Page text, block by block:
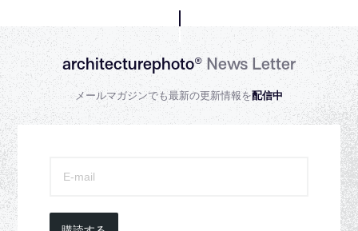
architecturephoto®News Letter
メールマガジンでも最新の更新情報を配信中